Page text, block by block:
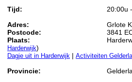
Tijd:
20:00u
Adres:
Grlote
Postcode:
3841
Plaats:
Harderwijk)
Dagje uit in Harderwijk | Activiteiten
Provincie: